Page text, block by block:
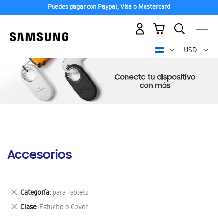
Puedes pagar con Paypal, Visa o Mastercard
USD -
dólar
Mi carrito
Accesorios
Categoría para Tablets
Eliminar
este
artículo
Clase Estucho o Cover
Eliminar